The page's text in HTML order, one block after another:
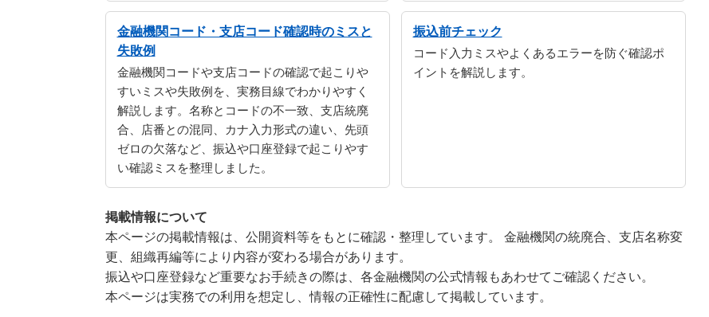
金融機関コード・支店コード確認時のミスと
失敗例
金融機関コードや支店コードの確認で起こりや
すいミスや失敗例を、実務目線でわかりやすく
解説します。名称とコードの不一致、支店統廃
合、店番との混同、カナ入力形式の違い、先頭
ゼロの欠落など、振込や口座登録で起こりやす
い確認ミスを整理しました。
振込前チェック
コード入力ミスやよくあるエラーを防ぐ確認ポ
イントを解説します。
掲載情報について
本ページの掲載情報は、公開資料等をもとに確認・整理しています。 金融機関の統廃合、支店名称変
更、組織再編等により内容が変わる場合があります。
振込や口座登録など重要なお手続きの際は、各金融機関の公式情報もあわせてご確認ください。
本ページは実務での利用を想定し、情報の正確性に配慮して掲載しています。